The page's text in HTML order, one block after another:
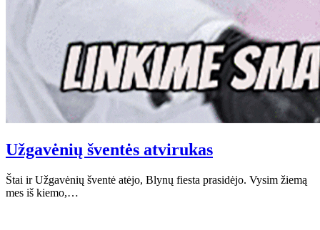
Užgavėnių šventės atvirukas
Štai ir Užgavėnių šventė atėjo, Blynų fiesta prasidėjo. Vysim žiemą
mes iš kiemo,…